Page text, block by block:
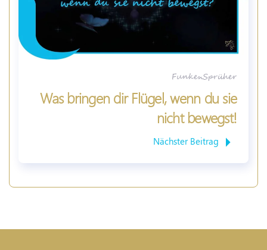
FunkenSprüher
Was bringen dir Flügel, wenn du sie
nicht bewegst!
Nächster Beitrag